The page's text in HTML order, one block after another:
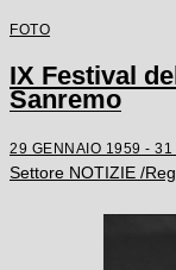
FOTO
IX Festival
Sanremo
29 GENNAIO 1959 - 31
Settore NOTIZIE /